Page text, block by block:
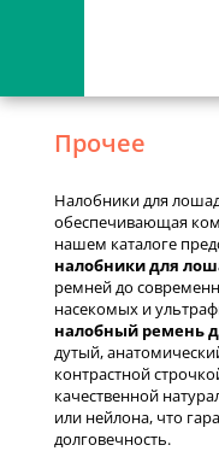
Прочее
Налобники для
обеспечивающая
нашем каталоге
налобники для
ремней до
насекомых и
налобный ремень
дутый,
контрастной
качественной
или нейлона, что
долговечность.